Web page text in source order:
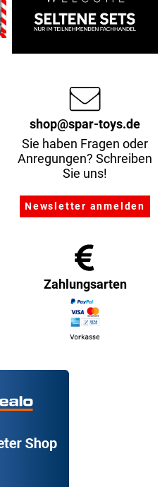
shop@spar-toys.de
Sie haben Fragen oder
Anregungen? Schreiben
Sie uns!
Zahlungsarten